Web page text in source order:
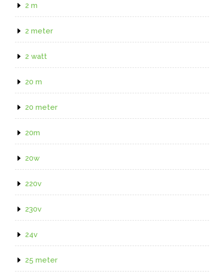
2 m
2 meter
2 watt
20 m
20 meter
20m
20w
220v
230v
24v
25 meter